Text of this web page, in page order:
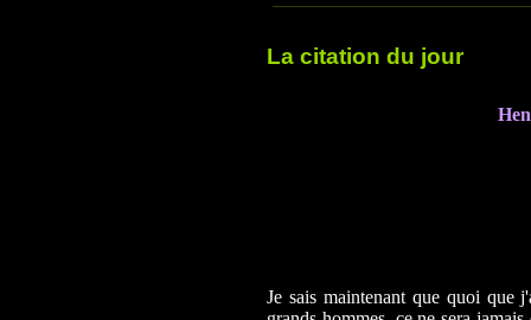
La citation du jour
Je sais maintenant que quoi que